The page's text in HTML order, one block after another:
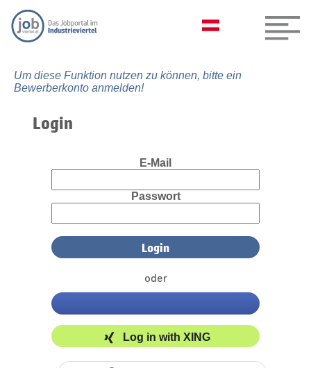
Um diese Funktion nutzen zu können, bitte ein
Bewerberkonto anmelden!
Login
E-Mail
Passwort
oder
Log in with XING